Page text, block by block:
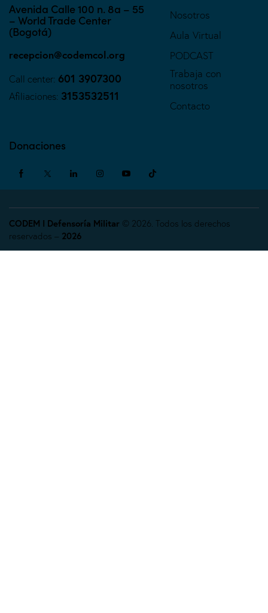
Avenida Calle 100 n. 8a – 55
– World Trade Center
(Bogotá)
recepcion@codemcol.org
Call center: 601 3907300
Afiliaciones: 3153532511
Nosotros
Aula Virtual
PODCAST
Trabaja con
nosotros
Contacto
Donaciones
CODEM I Defensoría Militar © 2026. Todos los derechos
reservados – 2026